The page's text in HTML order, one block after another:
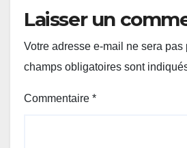
Laisser un
Votre adresse e-mail ne sera pas
champs obligatoires sont
Commentaire *